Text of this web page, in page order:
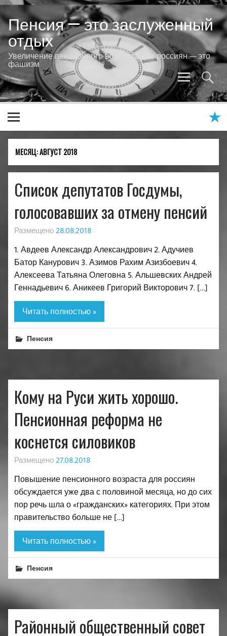
Skip
to
content
Пенсия — это заслуженный
отдых
Увеличение пенсионного возраста для россиян — это
фашизм
МЕСЯЦ:АВГУСТ 2018
Список депутатов Госдумы,
голосовавших за отмену пенсий
Размещено 28.08.2018
1. Авдеев Александр Александрович 2. Адучиев
Батор Канурович 3. Азимов Рахим Азизбоевич 4.
Алексеева Татьяна Олеговна 5. Альшевских Андрей
Геннадьевич 6. Аникеев Григорий Викторович 7. […]
Читать полностью »
Пенсия
Кому на Руси жить хорошо.
Пенсионная реформа не
коснется силовиков
Размещено 27.08.2018
Повышение пенсионного возраста для россиян
обсуждается уже два с половиной месяца, но до сих
пор речь шла о «гражданских» категориях. При этом
правительство больше не […]
Читать полностью »
Пенсия
Районный общественный совет